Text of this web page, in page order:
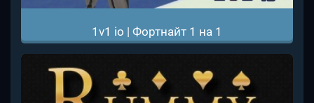
1v1 io | Фортнайт 1 на 1